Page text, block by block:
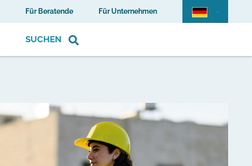
Für Beratende Für Unternehmen
SUCHEN